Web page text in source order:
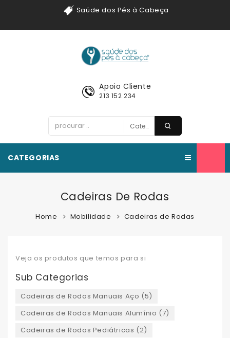
Saúde dos Pés à Cabeça
Apoio Cliente
213 152 234
CATEGORIAS
Cadeiras De Rodas
Home Mobilidade Cadeiras de Rodas
Veja os produtos que temos para si
Sub Categorias
Cadeiras de Rodas Manuais Aço (5)
Cadeiras de Rodas Manuais Alumínio (7)
Cadeiras de Rodas Pediátricas (2)